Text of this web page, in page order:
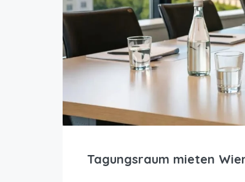
Tagungsraum mieten